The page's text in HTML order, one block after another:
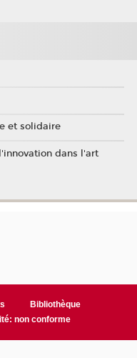
et solidaire
dans l'art
Bibliothèque
non conforme